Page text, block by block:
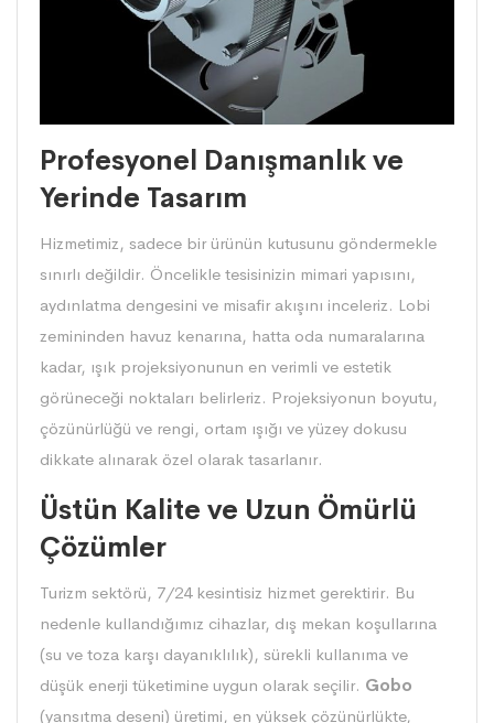
Profesyonel Danışmanlık ve
Yerinde Tasarım
Hizmetimiz, sadece bir ürünün kutusunu göndermekle
sınırlı değildir. Öncelikle tesisinizin mimari yapısını,
aydınlatma dengesini ve misafir akışını inceleriz. Lobi
zemininden havuz kenarına, hatta oda numaralarına
kadar, ışık projeksiyonunun en verimli ve estetik
görüneceği noktaları belirleriz. Projeksiyonun boyutu,
çözünürlüğü ve rengi, ortam ışığı ve yüzey dokusu
dikkate alınarak özel olarak tasarlanır.
Üstün Kalite ve Uzun Ömürlü
Çözümler
Turizm sektörü, 7/24 kesintisiz hizmet gerektirir. Bu
nedenle kullandığımız cihazlar, dış mekan koşullarına
(su ve toza karşı dayanıklılık), sürekli kullanıma ve
düşük enerji tüketimine uygun olarak seçilir. Gobo
(yansıtma deseni) üretimi, en yüksek çözünürlükte,